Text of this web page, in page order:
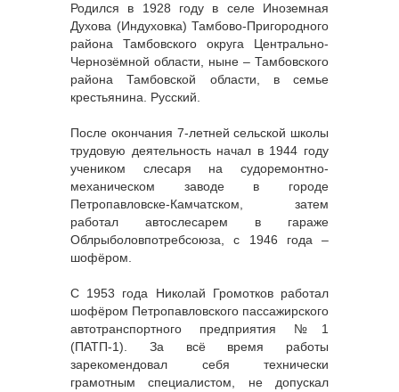
Родился в 1928 году в селе Иноземная
Духова (Индуховка) Тамбово-Пригородного
района Тамбовского округа Центрально-
Чернозёмной области, ныне – Тамбовского
района Тамбовской области, в семье
крестьянина. Русский.
После окончания 7-летней сельской школы
трудовую деятельность начал в 1944 году
учеником слесаря на судоремонтно-
механическом заводе в городе
Петропавловске-Камчатском, затем
работал автослесарем в гараже
Облрыболовпотребсоюза, с 1946 года –
шофёром.
С 1953 года Николай Громотков работал
шофёром Петропавловского пассажирского
автотранспортного предприятия №1
(ПАТП-1). За всё время работы
зарекомендовал себя технически
грамотным специалистом, не допускал